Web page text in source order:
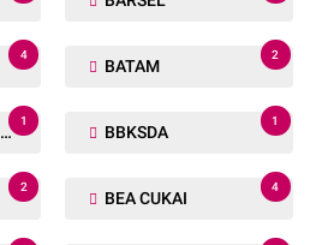
4
BATAM
2
1
BBKSDA
1
2
BEA CUKAI
4